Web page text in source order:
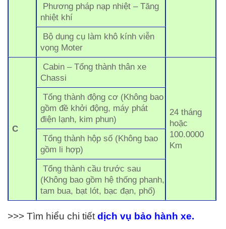
Phương pháp nạp nhiệt – Tăng
nhiệt khí
Bộ dụng cụ làm khô kính viễn
vọng Moter
C
Cabin – Tổng thành thân xe
Chassi
24 tháng
hoặc
100.0000
Km
Tổng thành động cơ (Không bao
gồm đề khởi động, máy phát
điện lạnh, kim phun)
Tổng thành hộp số (Không bao
gồm li hợp)
Tổng thành cầu trước sau
(Không bao gồm hệ thống phanh,
tam bua, bạt lót, bạc đạn, phố)
>>> Tìm hiểu chi tiết dịch vụ bảo hành xe.